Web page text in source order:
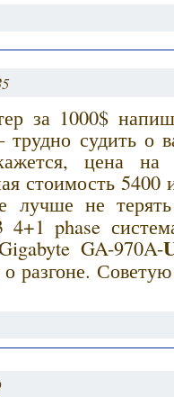
за 1000$
судить о
цена на
стоимость 5400
лучше не
4+1 phase
GA-970A-
разгоне.